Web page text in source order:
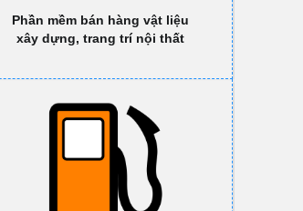
Phần mềm bán hàng vật liệu
xây dựng, trang trí nội thất